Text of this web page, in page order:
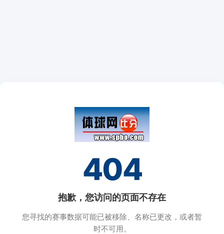
404
抱歉，您访问的页面不存在
您寻找的赛事数据可能已被移除、名称已更改，或者暂
时不可用。